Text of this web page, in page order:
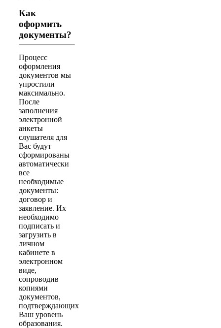
Как
оформить
документы?
Процесс
оформления
документов мы
упростили
максимально.
После
заполнения
электронной
анкеты
слушателя для
Вас будут
сформированы
автоматически
все
необходимые
документы:
договор и
заявление. Их
необходимо
подписать и
загрузить в
личном
кабинете в
электронном
виде,
сопроводив
копиями
документов,
подтверждающих
Ваш уровень
образования.